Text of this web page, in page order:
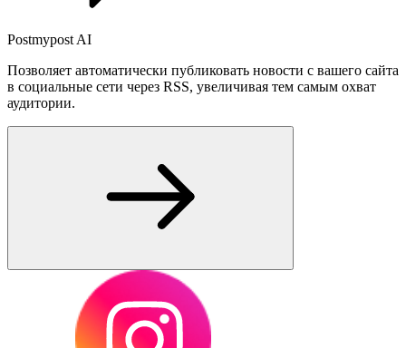
Postmypost AI
Позволяет автоматически публиковать новости с вашего сайта
в социальные сети через RSS, увеличивая тем самым охват
аудитории.